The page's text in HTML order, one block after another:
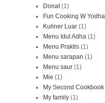
Donat (1)
Fun Cooking W Yodha
Kuliner Luar (1)
Menu Idul Adha (1)
Menu Praktis (1)
Menu sarapan (1)
Menu saur (1)
Mie (1)
My Second Cookbook
My family (1)